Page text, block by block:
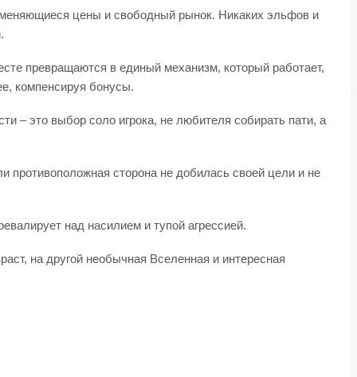
меняющиеся цены и свободный рынок. Никаких эльфов и
превращаются в единый механизм, который работает,
компенсируя бонусы.
– это выбор соло игрока, не любителя собирать пати, а
противоположная сторона не добилась своей цели и не
над насилием и тупой агрессией.
на другой необычная Вселенная и интересная